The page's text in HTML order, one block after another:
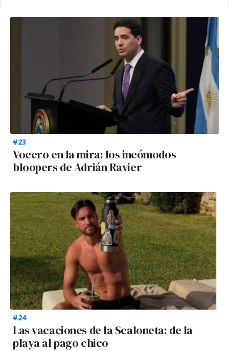
#23
Vocero en la mira: los incómodos
bloopers de Adrián Ravier
#24
Las vacaciones de la Scaloneta: de la
playa al pago chico